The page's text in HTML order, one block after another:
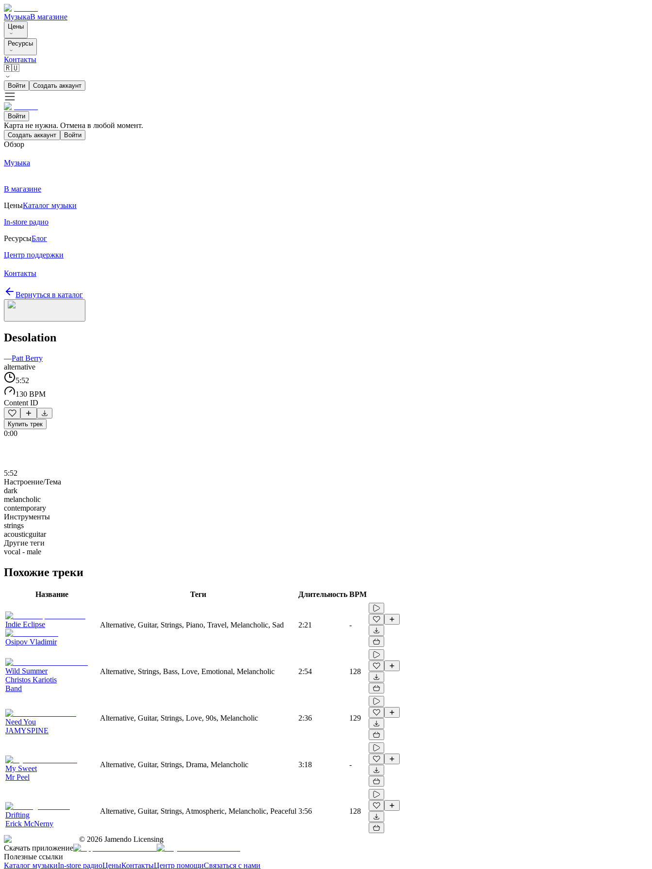
МузыкаВ магазине
Цены
Ресурсы
Контакты
🇷🇺
Войти Создать аккаунт
Войти
Карта не нужна. Отмена в любой момент.
Создать аккаунт Войти
Обзор
Музыка
В магазине
ЦеныКаталог музыки
In-store радио
РесурсыБлог
Центр поддержки
Контакты
Вернуться в каталог
Desolation
—Patt Berry
alternative
5:52
130 BPM
Content ID
Купить трек
0:00
5:52
Настроение/Тема
dark
melancholic
contemporary
Инструменты
strings
acousticguitar
Другие теги
vocal - male
Похожие треки
Название Теги Длительность BPM
Indie Eclipse
Osipov Vladimir
Alternative, Guitar, Strings, Piano, Travel, Melancholic, Sad 2:21 -
Wild Summer
Christos Kariotis
Band
Alternative, Strings, Bass, Love, Emotional, Melancholic 2:54 128
Need You
JAMYSPINE
Alternative, Guitar, Strings, Love, 90s, Melancholic 2:36 129
My Sweet
Mr Peel
Alternative, Guitar, Strings, Drama, Melancholic 3:18 -
Drifting
Erick McNerny
Alternative, Guitar, Strings, Atmospheric, Melancholic, Peaceful 3:56 128
© 2026 Jamendo Licensing
Скачать приложение
Полезные ссылки
Каталог музыкиIn-store радиоЦеныКонтактыЦентр помощиСвязаться с нами